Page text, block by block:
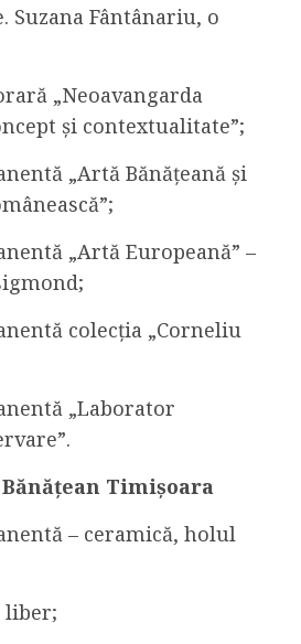
Suzana Fântânariu, o
„Neoavangarda
și contextualitate”;
„Artă Bănățeană și
„Artă Europeană” –
colecția „Corneliu
„Laborator
Timișoara
– ceramică, holul
liber;